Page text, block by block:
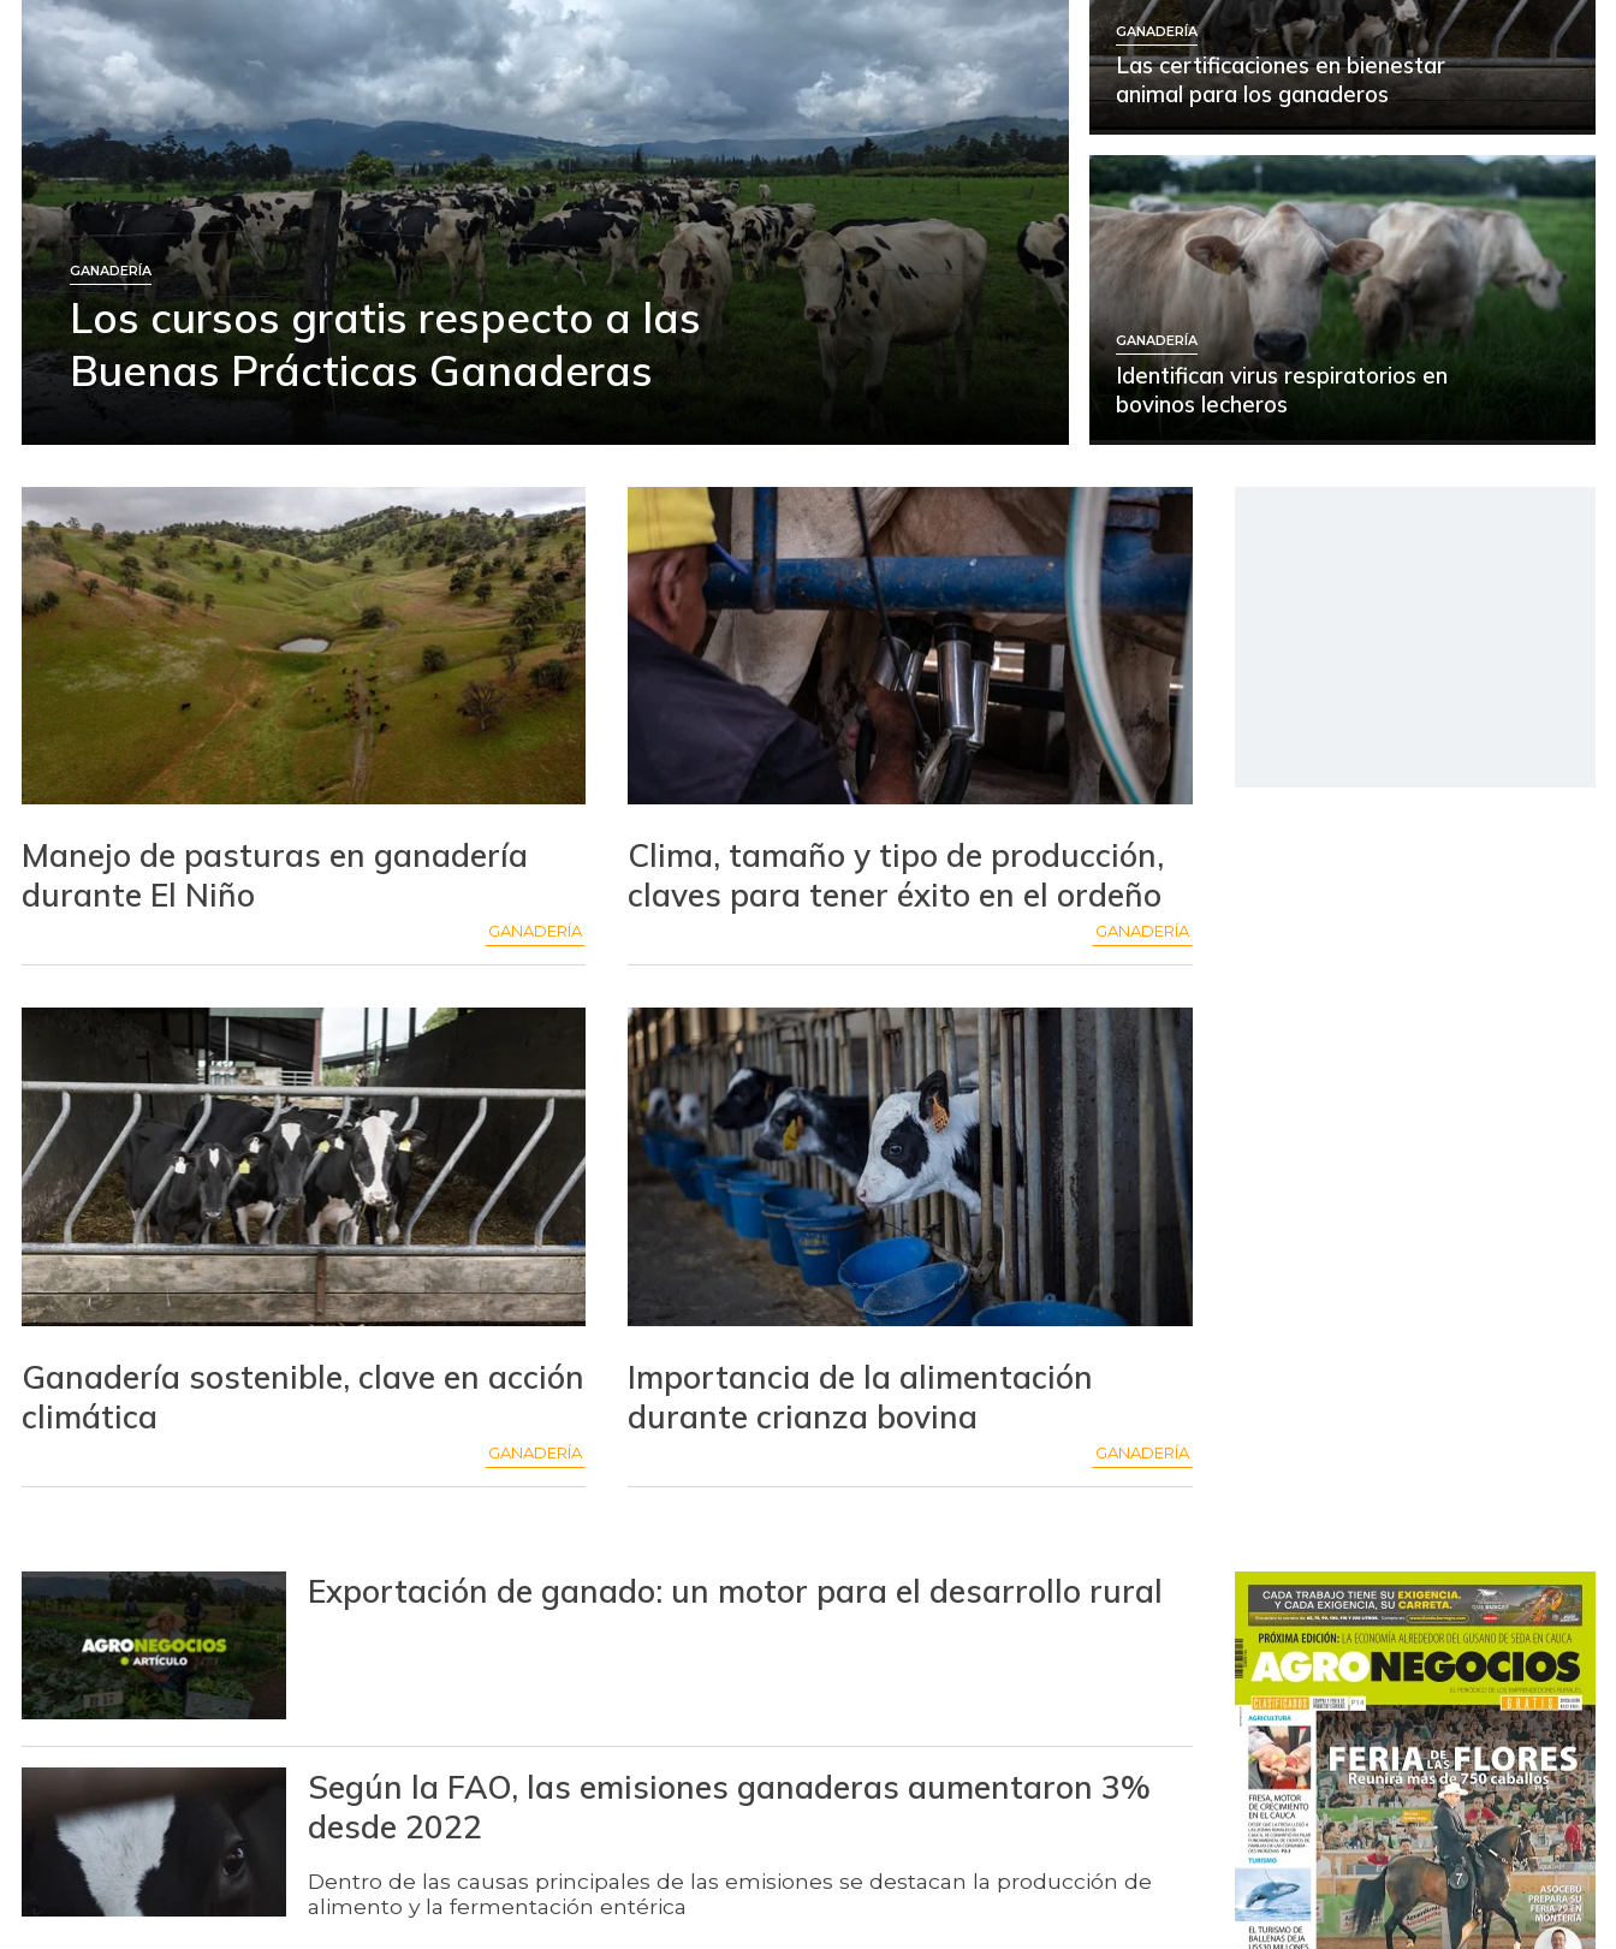
GANADERÍA
Los cursos gratis respecto a las
Buenas Prácticas Ganaderas
GANADERÍA
Las certificaciones en bienestar
animal para los ganaderos
GANADERÍA
Identifican virus respiratorios en
bovinos lecheros
Manejo de pasturas en ganadería
durante El Niño
GANADERÍA
Clima, tamaño y tipo de producción,
claves para tener éxito en el ordeño
GANADERÍA
Ganadería sostenible, clave en acción
climática
GANADERÍA
Importancia de la alimentación
durante crianza bovina
GANADERÍA
Exportación de ganado: un motor para el desarrollo rural
Según la FAO, las emisiones ganaderas aumentaron 3%
desde 2022
Dentro de las causas principales de las emisiones se destacan la producción de
alimento y la fermentación entérica